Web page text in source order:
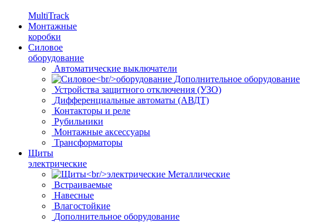
MultiTrack
Монтажные
коробки
Силовое
оборудование
Автоматические выключатели
Дополнительное оборудование
Устройства защитного отключения (УЗО)
Дифференциальные автоматы (АВДТ)
Контакторы и реле
Рубильники
Монтажные аксессуары
Трансформаторы
Щиты
электрические
Металлические
Встраиваемые
Навесные
Влагостойкие
Дополнительное оборудование